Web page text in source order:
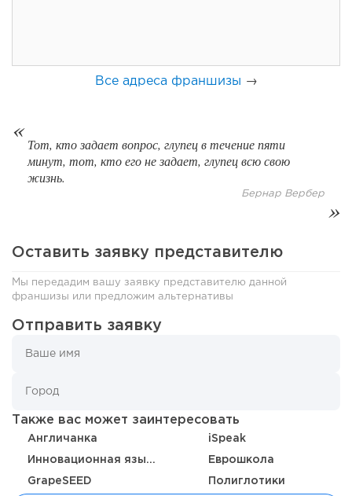
8 1
От стартапа за 30 тысяч рублей до бизнеса стоимостью
Все адреса франшизы →
Тот, кто задает вопрос, глупец в течение пяти
минут, тот, кто его не задает, глупец всю свою
жизнь.
Бернар Вербер
Оставить заявку представителю
Мы передадим вашу заявку представителю данной
франшизы или предложим альтернативы
Отправить заявку
Также вас может заинтересовать
Англичанка iSpeak
Инновационная языковая школа Capital School Еврошкола
GrapeSEED Полиглотики